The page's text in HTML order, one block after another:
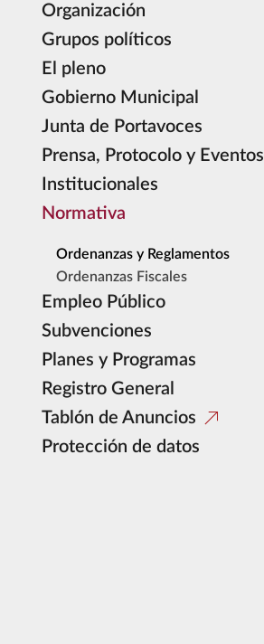
Organización
Grupos políticos
El pleno
Gobierno Municipal
Junta de Portavoces
Prensa, Protocolo y Eventos
Institucionales
Normativa
Ordenanzas y Reglamentos
Ordenanzas Fiscales
Empleo Público
Subvenciones
Planes y Programas
Registro General
Tablón de Anuncios
Protección de datos